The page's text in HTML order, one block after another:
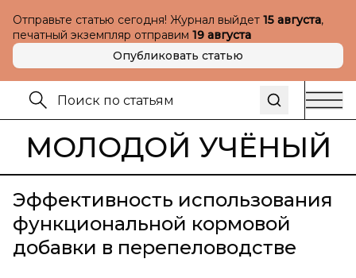
Отправьте статью сегодня! Журнал выйдет 15 августа,
печатный экземпляр отправим 19 августа
Опубликовать статью
МОЛОДОЙ УЧЁНЫЙ
Эффективность использования
функциональной кормовой
добавки в перепеловодстве